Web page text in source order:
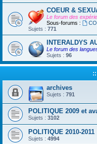
COEUR &
Le forum des
Sous-forums :
Sujets : 771
INTERALDYS
Le forum des
Sujets : 96
archives
Sujets : 791
POLITIQUE 2009 et
Sujets : 3102
POLITIQUE 2010-2011
Sujets : 4994